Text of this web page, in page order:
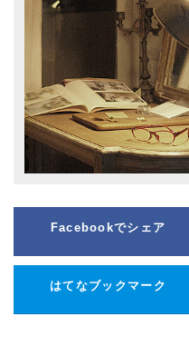
Facebookでシェア
はてなブックマーク